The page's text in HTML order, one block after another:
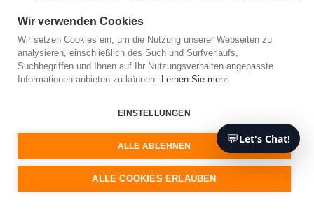
Verbesserte Zusammenarbeit:
Entwicklern, Interessengruppen und Endbenutzern betont.
Diese ständige Interaktion stellt sicher, dass alle Beteiligten an
einem Strang ziehen und auf ein gemeinsames Ziel
hinarbeiten.
Wie man agile Methodologien implementiert
Die Vorteile liegen zwar auf der Hand, aber die Einführung agiler
Methoden ist keine Einheitslösung für alle. Es erfordert einen
durchdachten Ansatz, um den Erfolg sicherzustellen.
Schulung und Ausbildung:Beginnen Sie damit, Ihre
💬Let's Chat!
Wir verwenden Cookies
Wir setzen Cookies ein, um die Nutzung unserer Webseiten zu
analysieren, einschließlich des Such und Surfverlaufs,
Suchbegriffen und Ihnen auf Ihr Nutzungsverhalten angepasste
Informationen anbieten zu können. Lernen Sie mehr
EINSTELLUNGEN
ALLE ABLEHNEN
ALLE COOKIES ERLAUBEN